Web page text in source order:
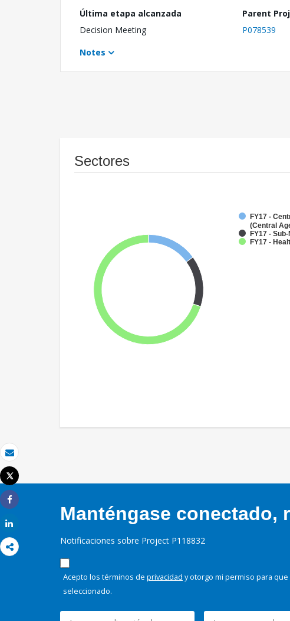
Correo electrónico
Imprimir
Tweet
Share
Última etapa alcanzada
Decision Meeting
Parent
P078539
Notes
Sectores
FY17 -
(Central
FY17 -
FY17 -
Manténgase conectado,
Notificaciones sobre Project P118832
Acepto los términos de privacidad y otorgo mi permiso para
seleccionado.